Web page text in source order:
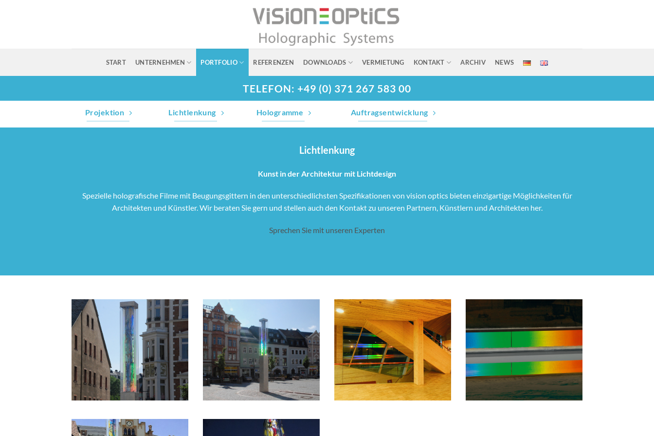
START UNTERNEHMEN PORTFOLIO REFERENZEN DOWNLOADS VERMIETUNG KONTAKT ARCHIV NEWS
TELEFON: +49 (0) 371 267 583 00
Projektion Lichtlenkung Hologramme Auftragsentwicklung
Lichtlenkung
Kunst in der Architektur mit Lichtdesign
Spezielle holografische Filme mit Beugungsgittern in den unterschiedlichsten Spezifikationen von vision optics bieten einzigartige Möglichkeiten für
Architekten und Künstler. Wir beraten Sie gern und stellen auch den Kontakt zu unseren Partnern, Künstlern und Architekten her.
Sprechen Sie mit unseren Experten
MARKTPLATZ MITTWEIDA MARKTPLATZ MITTWEIDA
SVALBARD
FORSKNINGSPARK
SPITZBERGEN
weitere Informationen
www.unis.no